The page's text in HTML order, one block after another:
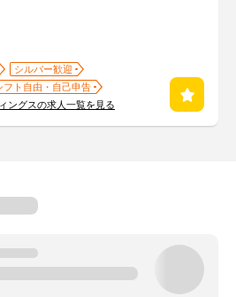
シルバー歓迎
フト自由・自己申告
ングスの求人一覧を見る